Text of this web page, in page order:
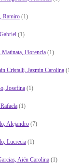
Ramiro(1)
(1)
Matinata, Florencia(1)
Cristalli, Jazmín Carolina
Josefina(1)
(1)
Alejandro(7)
Lucrecia(1)
Aién Carolina(1)